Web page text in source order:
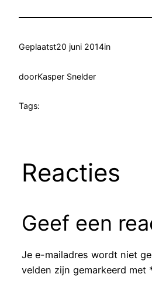
Geplaatst20 juni 2014in
doorKasper Snelder
Tags:
Reacties
Geef een
Je e-mailadres wordt niet
velden zijn gemarkeerd met